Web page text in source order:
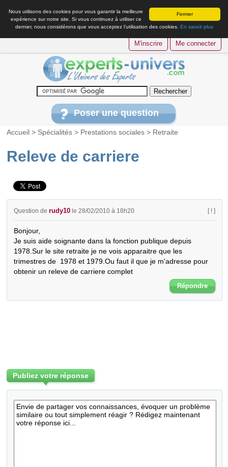
Fermer
Nous utilisons des cookies pour vous garantir la meilleure
expérience sur notre site. Si vous continuez à utiliser ce
dernier, nous considérons que vous acceptez l’utilisation des cookies. En savoir plus
M'inscrire Me connecter
Poser une question
Accueil > Spécialités > Prestations sociales > Retraite
Releve de carriere
Question derudy10 le 28/02/2010 à 18h20 [ ! ]
Bonjour,
Je suis aide soignante dans la fonction publique depuis
1978.Sur le site retraite je ne vois apparaitre que les
trimestres de  1978 et 1979.Ou faut il que je m'adresse pour
obtenir un releve de carriere complet
Répondre
Publiez votre réponse